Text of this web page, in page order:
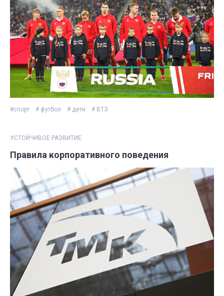
#спорт # футбол # дети # ВТЗ
УСТОЙЧИВОЕ РАЗВИТИЕ
Правила корпоративного поведения